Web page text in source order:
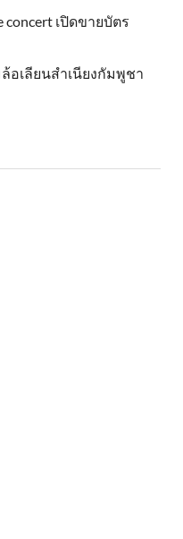
เปิดขายบัตร
อเลียนสำเนียงกัมพูชา